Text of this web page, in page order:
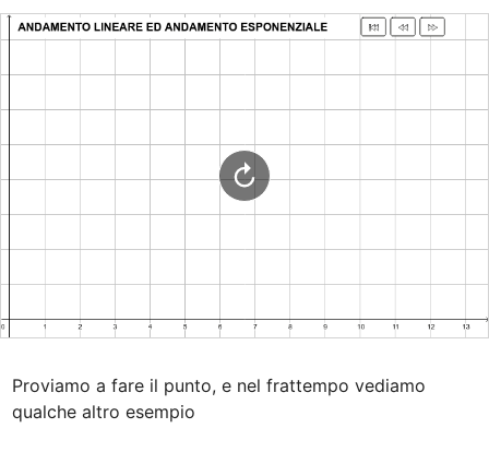
Proviamo a fare il punto, e nel frattempo vediamo
qualche altro esempio